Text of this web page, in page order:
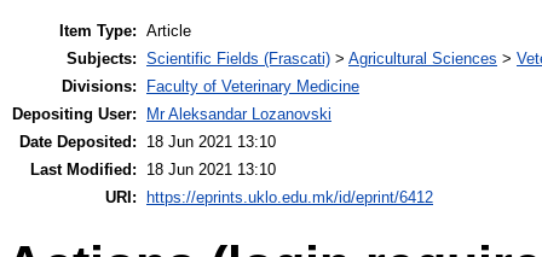
Item Type: Article
Subjects: Scientific Fields (Frascati) > Agricultural Sciences >
Divisions:
Faculty of Veterinary Medicine
Depositing User:
Mr Aleksandar Lozanovski
Date Deposited:
18 Jun 2021 13:10
Last Modified:
18 Jun 2021 13:10
URI: https://eprints.uklo.edu.mk/id/eprint/6412